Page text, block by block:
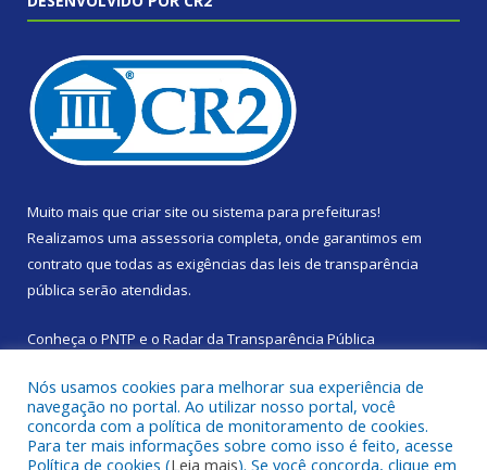
Muito mais que criar site ou sistema para prefeituras!
Realizamos uma assessoria completa, onde garantimos em
contrato que todas as exigências das leis de transparência
pública serão atendidas.
Conheça o PNTP e o Radar da Transparência Pública
Todos os direitos reservados a Prefeitura Municipal de Santa
Nós usamos cookies para melhorar sua experiência de
navegação no portal. Ao utilizar nosso portal, você
concorda com a política de monitoramento de cookies.
Para ter mais informações sobre como isso é feito, acesse
Política de cookies (Leia mais). Se você concorda, clique em